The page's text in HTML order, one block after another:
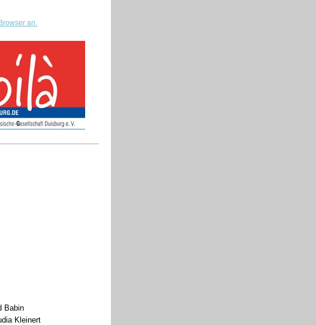
an.
Babin
Kleinert